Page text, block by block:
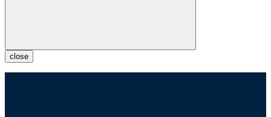
close